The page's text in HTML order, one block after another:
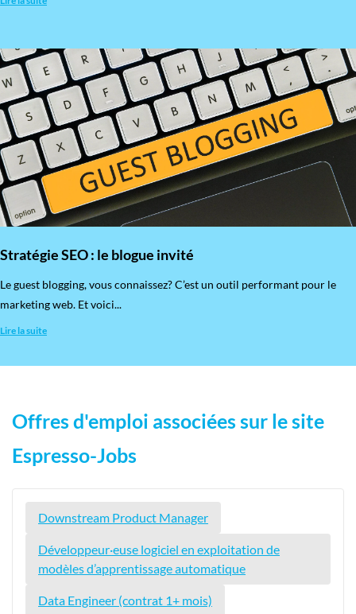
Stratégie SEO : le blogue invité
​Le guest blogging, vous connaissez? C’est un outil performant pour le
marketing web. Et voici...
Lire la suite
Offres d'emploi associées sur le site
Espresso-Jobs
Downstream Product Manager
Développeur·euse logiciel en exploitation de
modèles d’apprentissage automatique
Data Engineer (contrat 1+ mois)